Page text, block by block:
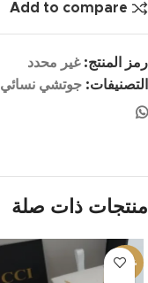
Add to compare
رمز المنتج:غير محدد
التصنيفات: جوتشي نسائي
منتجات ذات صلة
-24%